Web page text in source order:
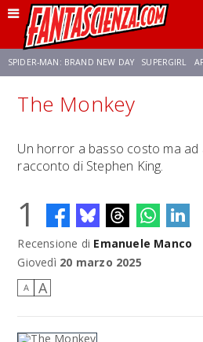
SPIDER-MAN: BRAND NEW DAY SUPERGIRL
FRANCO RICCIARDIELLO ZENDAYA
NETFLIX SADIE SINK STAR TREK: STRANGE
The Monkey
Un horror a basso costo ma
racconto di Stephen King.
1
Recensione di Emanuele Manco
Giovedì 20 marzo 2025
A A